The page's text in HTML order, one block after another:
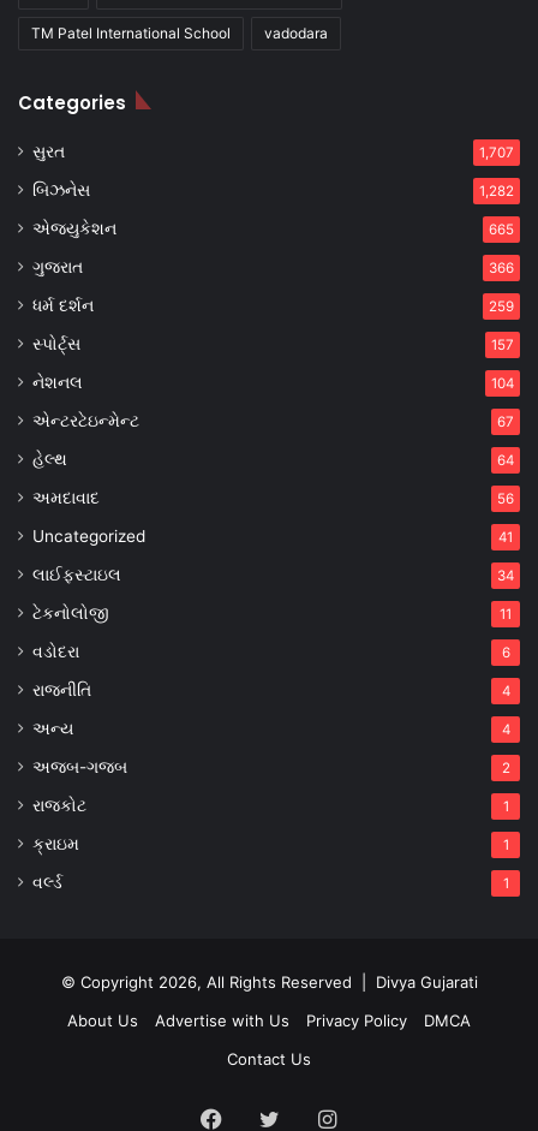
TM Patel International School vadodara
Categories
સુરત 1,707
બિઝનેસ 1,282
એજ્યુકેશન 665
ગુજરાત 366
ધર્મ દર્શન 259
સ્પોર્ટ્સ 157
નેશનલ 104
એન્ટરટેઇન્મેન્ટ 67
હેલ્થ 64
અમદાવાદ 56
Uncategorized 41
લાઈફસ્ટાઇલ 34
ટેકનોલોજી 11
વડોદરા 6
રાજનીતિ 4
અન્ય 4
અજબ-ગજબ 2
રાજકોટ 1
ક્રાઇમ 1
વર્લ્ડ 1
© Copyright 2026, All Rights Reserved | Divya Gujarati
About Us
Advertise with Us Privacy Policy
DMCA
Contact Us
Facebook
TwitterInstagram